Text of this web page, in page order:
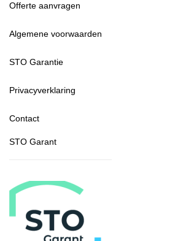
Offerte aanvragen
Algemene voorwaarden
STO Garantie
Privacyverklaring
Contact
STO Garant